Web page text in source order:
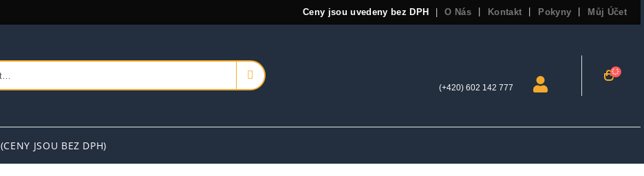
Ceny jsou uvedeny bez DPH O Nás Kontakt Pokyny Můj Účet
(+420) 602 142 777
(CENY JSOU BEZ DPH)